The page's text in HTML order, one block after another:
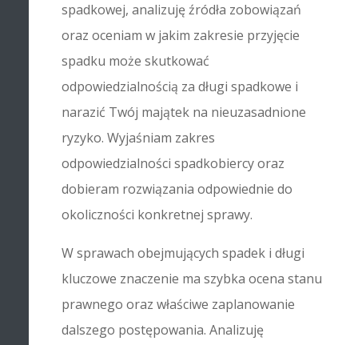
spadkowej, analizuję źródła zobowiązań
oraz oceniam w jakim zakresie przyjęcie
spadku może skutkować
odpowiedzialnością za długi spadkowe i
narazić Twój majątek na nieuzasadnione
ryzyko. Wyjaśniam zakres
odpowiedzialności spadkobiercy oraz
dobieram rozwiązania odpowiednie do
okoliczności konkretnej sprawy.
W sprawach obejmujących spadek i długi
kluczowe znaczenie ma szybka ocena stanu
prawnego oraz właściwe zaplanowanie
dalszego postępowania. Analizuję